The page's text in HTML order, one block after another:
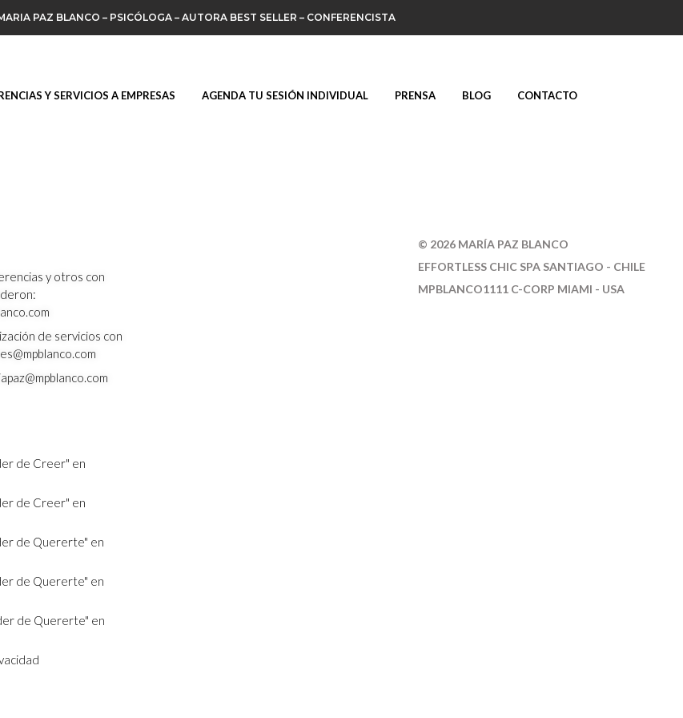
PAZ BLANCO – PSICÓLOGA – AUTORA BEST SELLER – CONFERENCISTA
Y SERVICIOS A EMPRESAS AGENDA TU SESIÓN INDIVIDUAL PRENSA BLOG CONTACTO
y otros con
de servicios con
de Creer" en
de Creer" en
de Quererte" en
de Quererte" en
de Quererte" en
© 2026 MARÍA PAZ BLANCO
EFFORTLESS CHIC SPA SANTIAGO - CHILE
MPBLANCO1111 C-CORP MIAMI - USA